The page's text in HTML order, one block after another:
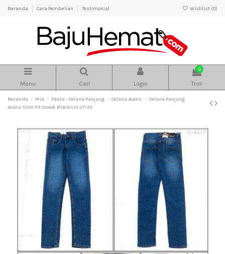
Beranda Cara Pembelian Testimonial Wishlist (0)
Menu Cari Login
0
Troli
Beranda Pria Pants - Celana Panjang Celana Jeans
Celana Panjang
Jeans Slim Fit Cowok Blacklist 27-32